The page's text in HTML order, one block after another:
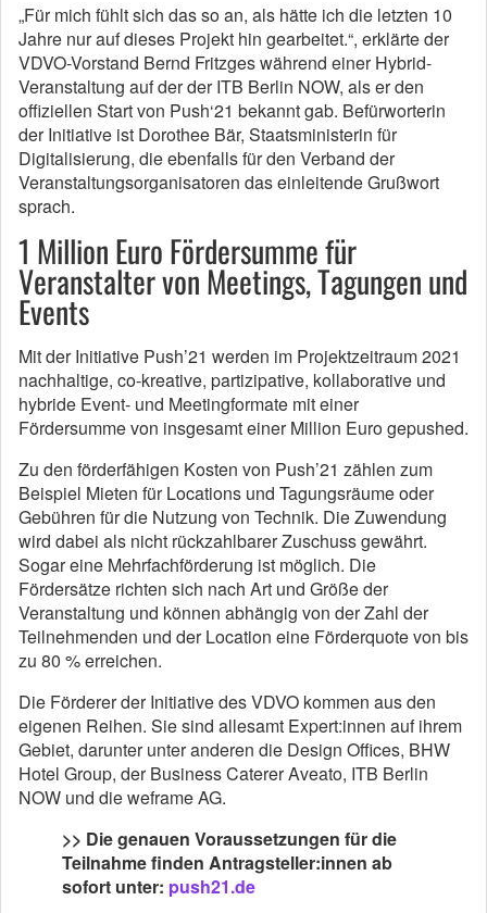
„Für mich fühlt sich das so an, als hätte ich die letzten 10
Jahre nur auf dieses Projekt hin gearbeitet.“, erklärte der
VDVO-Vorstand Bernd Fritzges während einer Hybrid-
Veranstaltung auf der der ITB Berlin NOW, als er den
offiziellen Start von Push‘21 bekannt gab. Befürworterin
der Initiative ist Dorothee Bär, Staatsministerin für
Digitalisierung, die ebenfalls für den Verband der
Veranstaltungsorganisatoren das einleitende Grußwort
sprach.
1 Million Euro Fördersumme für
Veranstalter von Meetings, Tagungen und
Events
Mit der Initiative Push’21 werden im Projektzeitraum 2021
nachhaltige, co-kreative, partizipative, kollaborative und
hybride Event- und Meetingformate mit einer
Fördersumme von insgesamt einer Million Euro gepushed.
Zu den förderfähigen Kosten von Push’21 zählen zum
Beispiel Mieten für Locations und Tagungsräume oder
Gebühren für die Nutzung von Technik. Die Zuwendung
wird dabei als nicht rückzahlbarer Zuschuss gewährt.
Sogar eine Mehrfachförderung ist möglich. Die
Fördersätze richten sich nach Art und Größe der
Veranstaltung und können abhängig von der Zahl der
Teilnehmenden und der Location eine Förderquote von bis
zu 80 % erreichen.
Die Förderer der Initiative des VDVO kommen aus den
eigenen Reihen. Sie sind allesamt Expert:innen auf ihrem
Gebiet, darunter unter anderen die Design Offices, BHW
Hotel Group, der Business Caterer Aveato, ITB Berlin
NOW und die weframe AG.
>> Die genauen Voraussetzungen für die
Teilnahme finden Antragsteller:innen ab
sofort unter: push21.de